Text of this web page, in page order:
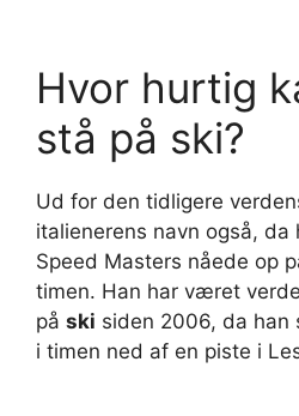
Hvor hurtig
stå på ski?
Ud for den tidligere
italienerens navn også, da
Speed Masters nåede op
timen. Han har været
på ski siden 2006, da han
i timen ned af en piste i